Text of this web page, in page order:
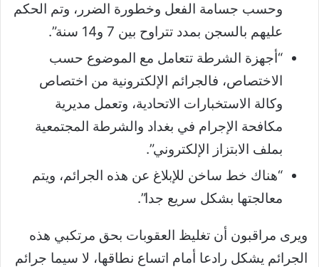
وحسب جسامة الفعل وخطورة الضرر، وتم الحكم
عليهم بالسجن بمدد تتراوح بين 7 و14 سنة”.
“أجهزة الشرطة تتعامل مع الموضوع حسب
الاختصاص، فالجرائم الإلكترونية من اختصاص
وكالة الاستخبارات الاتحادية، وتعمل مديرية
مكافحة الإجرام في بغداد والشرطة المجتمعية
بملف الابتزاز الإلكتروني”.
“هناك خط ساخن للإبلاغ عن هذه الجرائم، ويتم
معالجتها بشكل سريع جدا”.
ويرى مراقبون أن تغليظ العقوبات بحق مرتكبي هذه
الجرائم يشكل رادعا أمام اتساع نطاقها، لا سيما جرائم